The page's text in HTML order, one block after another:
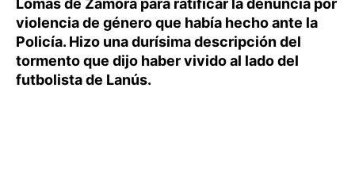
Lomas de Zamora para ratificar la denuncia por
violencia de género que había hecho ante la
Policía. Hizo una durísima descripción del
tormento que dijo haber vivido al lado del
futbolista de Lanús.